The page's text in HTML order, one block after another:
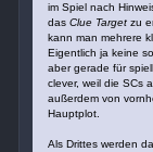
im Spiel nach
das Clue Targetzu
kann man mehrere
Eigentlich ja keine
aber gerade für
clever, weil die SCs
außerdem von
Hauptplot.
Als Drittes werden